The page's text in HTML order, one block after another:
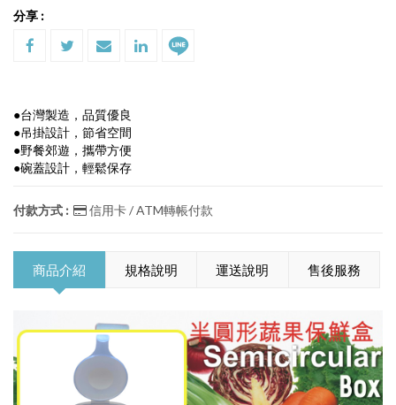
分享 :
●台灣製造，品質優良
●吊掛設計，節省空間
●野餐郊遊，攜帶方便
●碗蓋設計，輕鬆保存
付款方式 : 信用卡 / ATM轉帳付款
商品介紹 規格說明 運送說明 售後服務